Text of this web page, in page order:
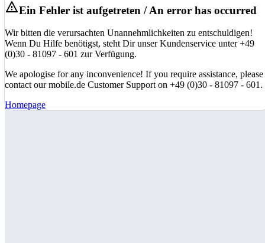
Ein Fehler ist aufgetreten / An error has occurred
Wir bitten die verursachten Unannehmlichkeiten zu entschuldigen!
Wenn Du Hilfe benötigst, steht Dir unser Kundenservice unter +49
(0)30 - 81097 - 601 zur Verfügung.
We apologise for any inconvenience! If you require assistance, please
contact our mobile.de Customer Support on +49 (0)30 - 81097 - 601.
Homepage